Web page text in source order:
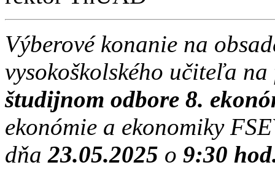
Výberové konanie na
vysokoškolského učiteľa
študijnom odbore 8.
ekonómie a ekonomiky
dňa23.05.2025 o 9:30